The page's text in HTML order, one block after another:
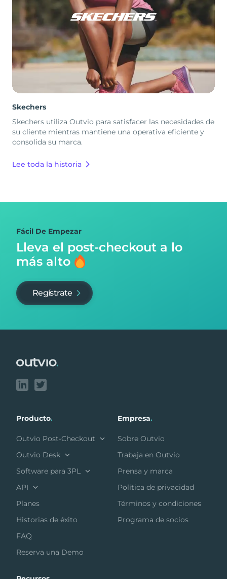
Skechers
Skechers utiliza Outvio para satisfacer las necesidades de
su cliente mientras mantiene una operativa eficiente y
consolida su marca.
Lee toda la historia
Fácil De Empezar
Lleva el post-checkout a lo
más alto
Regístrate
Producto.
Outvio Post-Checkout
Outvio Desk
Software para 3PL
API
Planes
Historias de éxito
FAQ
Reserva una Demo
Empresa.
Sobre Outvio
Trabaja en Outvio
Prensa y marca
Política de privacidad
Términos y condiciones
Programa de socios